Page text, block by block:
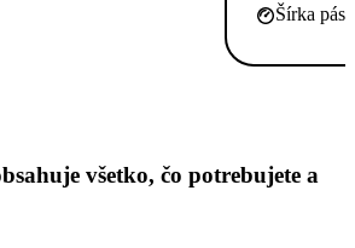
Šírka
všetko, čo potrebujete a